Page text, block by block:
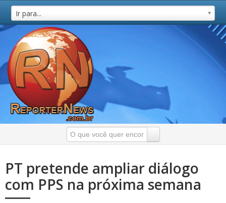
Ir para...
PT pretende ampliar diálogo
com PPS na próxima semana